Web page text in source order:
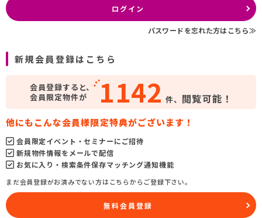
ログイン
パスワードを忘れた方はこちら≫
新規会員登録はこちら
会員登録すると、
会員限定物件が
1142 件、 閲覧可能！
他にもこんな会員様限定特典がございます！
会員限定イベント・セミナーにご招待
新規物件情報をメールで配信
お気に入り・検索条件保存マッチング通知機能
まだ会員登録がお済みでない方はこちらからご登録下さい。
無料会員登録